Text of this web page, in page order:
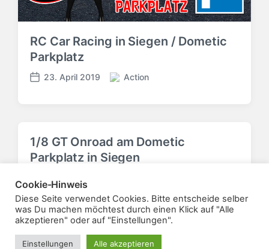
RC Car Racing in Siegen / Dometic
Parkplatz
V
e
t
l
i
c
h
u
23. April 2019
V
f
e
l
i
c
h
t
Action
1/8 GT Onroad am Dometic
Parkplatz in Siegen
V
e
r
ö
f
f
e
r
ö
f
f
Cookie-Hinweis
Diese Seite verwendet Cookies. Bitte entscheide selber
was Du machen möchtest durch einen Klick auf "Alle
akzeptieren" oder auf "Einstellungen".
Einstellungen Alle akzeptieren